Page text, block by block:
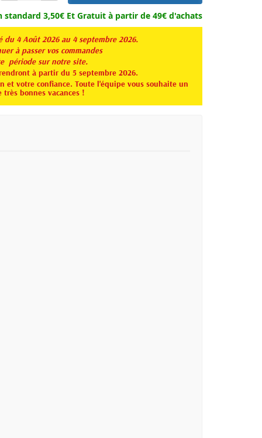
standard 3,50€ Et Gratuit à partir de 49€ d'achats
du 4 Août 2026 au 4 septembre 2026.
à passer vos commandes
période sur notre site.
à partir du 5 septembre 2026.
et votre confiance. Toute l'équipe vous souhaite un
bonnes vacances !